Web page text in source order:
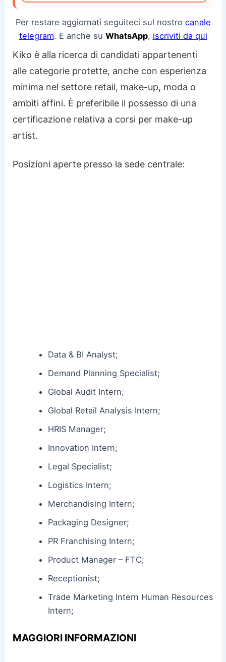
Per restare aggiornati seguiteci sul nostro canale
telegram. E anche su WhatsApp, iscriviti da qui
Kiko è alla ricerca di candidati appartenenti
alle categorie protette, anche con esperienza
minima nel settore retail, make-up, moda o
ambiti affini. È preferibile il possesso di una
certificazione relativa a corsi per make-up
artist.
Posizioni aperte presso la sede centrale:
Data & BI Analyst;
Demand Planning Specialist;
Global Audit Intern;
Global Retail Analysis Intern;
HRIS Manager;
Innovation Intern;
Legal Specialist;
Logistics Intern;
Merchandising Intern;
Packaging Designer;
PR Franchising Intern;
Product Manager – FTC;
Receptionist;
Trade Marketing Intern Human Resources
Intern;
MAGGIORI INFORMAZIONI